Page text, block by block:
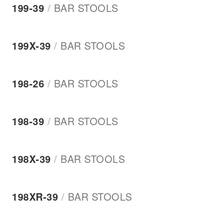
199-39 / BAR STOOLS
199Χ-39 / BAR STOOLS
198-26 / BAR STOOLS
198-39 / BAR STOOLS
198Χ-39 / BAR STOOLS
198XR-39 / BAR STOOLS